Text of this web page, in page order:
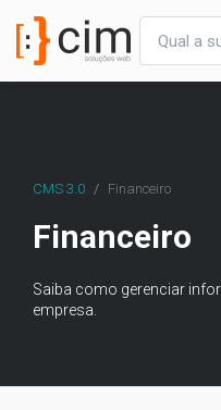
CMS 3.0 Financeiro
Financeiro
Saiba como gerenciar
empresa.